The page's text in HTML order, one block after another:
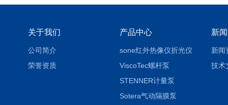
关于我们
公司简介
荣誉资质
产品中心
sone红外热像仪折光仪
ViscoTec螺杆泵
STENNER计量泵
Sotera气动隔膜泵
新
新闻
技术